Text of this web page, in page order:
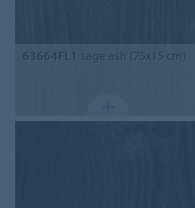
63664FL1 sage ash (75x15 cm)